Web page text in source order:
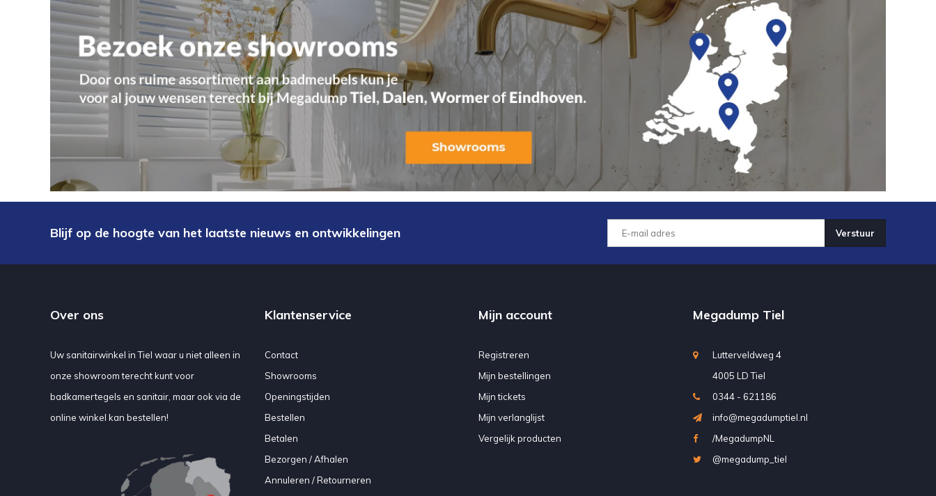
Blijf op de hoogte van het laatste nieuws en ontwikkelingen Verstuur
Over ons
Uw sanitairwinkel in Tiel waar u niet alleen in
onze showroom terecht kunt voor
badkamertegels en sanitair, maar ook via de
online winkel kan bestellen!
Klantenservice
Contact
Showrooms
Openingstijden
Bestellen
Betalen
Bezorgen / Afhalen
Annuleren / Retourneren
Mijn account
Registreren
Mijn bestellingen
Mijn tickets
Mijn verlanglijst
Vergelijk producten
Megadump Tiel
Lutterveldweg 4
4005 LD Tiel
0344 - 621186
info@megadumptiel.nl
/MegadumpNL
@megadump_tiel